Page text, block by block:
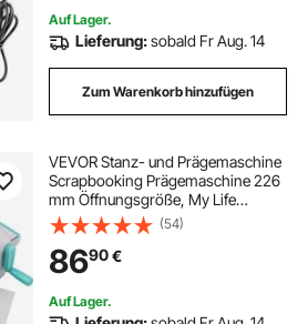
Auf Lager.
Lieferung:sobald Fr Aug. 14
Zum Warenkorb hinzufügen
VEVOR Stanz- und Prägemaschine
Scrapbooking Prägemaschine 226
mm Öffnungsgröße, My Life
Handmade Starter Set, Manuelle
Prägemaschine Set DIY Handwerk
Karten, Einladungen,
Heimdekoration usw.
(54)
8690€
Auf Lager.